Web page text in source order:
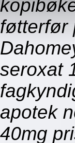
føtterfør
seroxat
apotek
40mg